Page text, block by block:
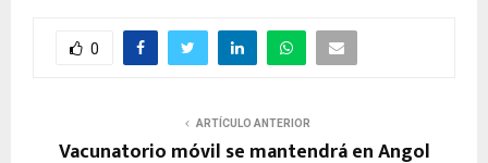
0
ARTÍCULO ANTERIOR
Vacunatorio móvil se mantendrá en Angol